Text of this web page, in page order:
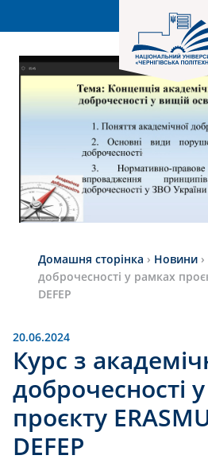
Домашня сторінка › Новини ›
доброчесності у рамках
DEFEP
20.06.2024
Курс з
доброчесності
проєкту
DEFEP